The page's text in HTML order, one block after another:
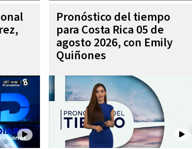
Pronóstico del tiempo
para Costa Rica 05 de
agosto 2026, con Emily
Quiñones